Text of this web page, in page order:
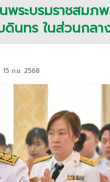
พระบรมราชส
ดินทร ในส่วนกล
ก.ย. 2568